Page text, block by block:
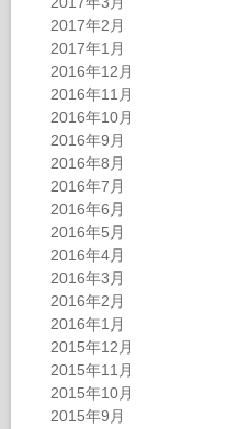
2017年2月
2017年1月
2016年12月
2016年11月
2016年10月
2016年9月
2016年8月
2016年7月
2016年6月
2016年5月
2016年4月
2016年3月
2016年2月
2016年1月
2015年12月
2015年11月
2015年10月
2015年9月